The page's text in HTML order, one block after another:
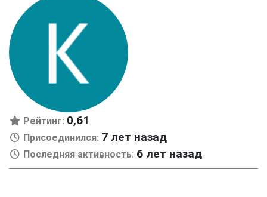
Рейтинг: 0,61
Присоединился: 7 лет назад
Последняя активность: 6 лет назад